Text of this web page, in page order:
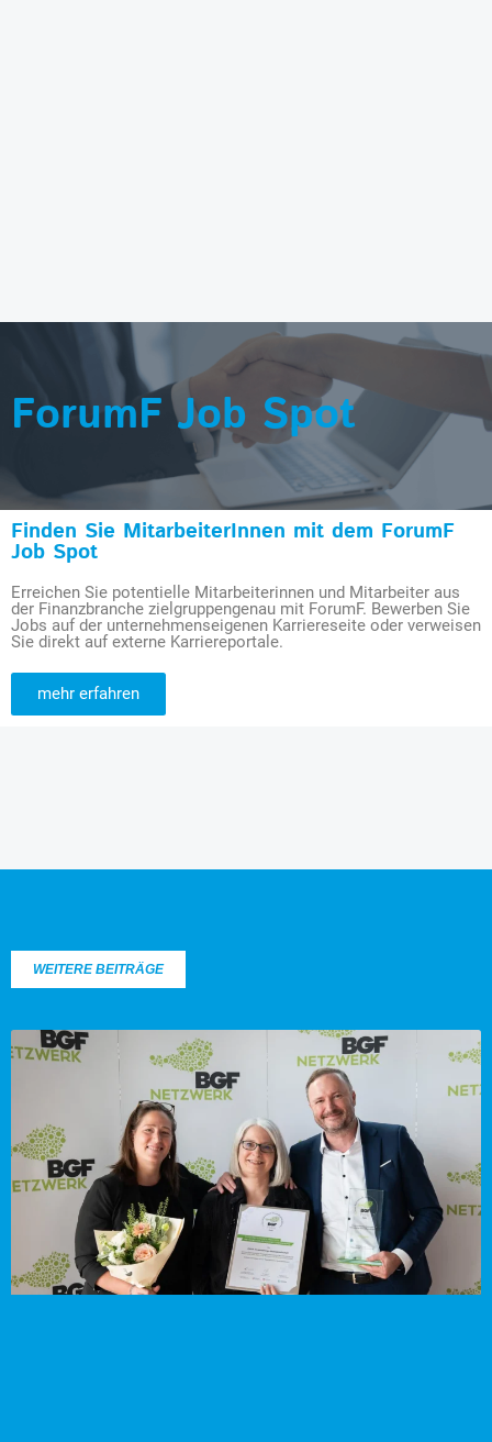
ForumF Job Spot
Finden Sie MitarbeiterInnen mit dem ForumF
Job Spot
Erreichen Sie potentielle Mitarbeiterinnen und Mitarbeiter aus
der Finanzbranche zielgruppengenau mit ForumF. Bewerben Sie
Jobs auf der unternehmenseigenen Karriereseite oder verweisen
Sie direkt auf externe Karriereportale.
mehr erfahren
WEITERE BEITRÄGE